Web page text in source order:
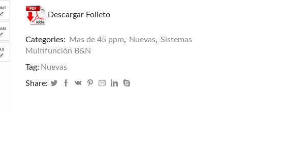
Descargar Folleto
Categories: Mas de 45 ppm, Nuevas, Sistemas
Multifunción B&N
Tag: Nuevas
Share: